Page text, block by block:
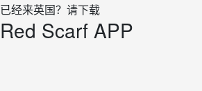
已经来英国？请下载
Red Scarf APP